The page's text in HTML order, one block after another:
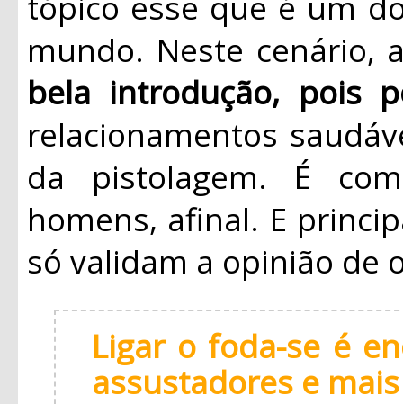
mundo. Neste
bela introdução, pois
relacionamentos
da pistolagem. É
homens, afinal. E
só validam a opinião de
Ligar o foda-se é
assustadores e